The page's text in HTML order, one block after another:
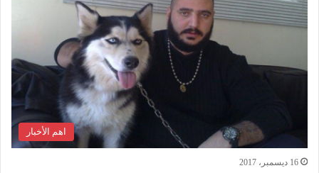
اهم الأخبار
16 ديسمبر، 2017